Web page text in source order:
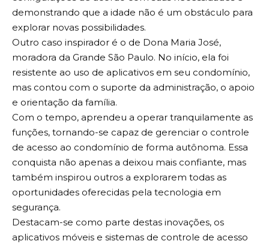
demonstrando que a idade não é um obstáculo para
explorar novas possibilidades.
Outro caso inspirador é o de Dona Maria José,
moradora da Grande São Paulo. No início, ela foi
resistente ao uso de aplicativos em seu condomínio,
mas contou com o suporte da administração, o apoio
e orientação da família.
Com o tempo, aprendeu a operar tranquilamente as
funções, tornando-se capaz de gerenciar o controle
de acesso ao condomínio de forma autônoma. Essa
conquista não apenas a deixou mais confiante, mas
também inspirou outros a explorarem todas as
oportunidades oferecidas pela tecnologia em
segurança.
Destacam-se como parte destas inovações, os
aplicativos móveis e sistemas de controle de acesso